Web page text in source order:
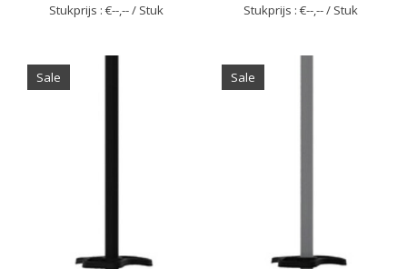
Stukprijs : €--,-- / Stuk Stukprijs : €--,-- / Stuk
Sale Sale